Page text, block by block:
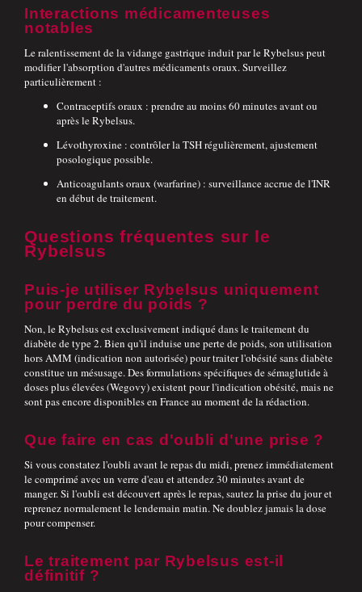
Interactions médicamenteuses
notables
Le ralentissement de la vidange gastrique induit par le Rybelsus peut
modifier l'absorption d'autres médicaments oraux. Surveillez
particulièrement :
Contraceptifs oraux : prendre au moins 60 minutes avant ou
après le Rybelsus.
Lévothyroxine : contrôler la TSH régulièrement, ajustement
posologique possible.
Anticoagulants oraux (warfarine) : surveillance accrue de l'INR
en début de traitement.
Questions fréquentes sur le
Rybelsus
Puis-je utiliser Rybelsus uniquement
pour perdre du poids ?
Non, le Rybelsus est exclusivement indiqué dans le traitement du
diabète de type 2. Bien qu'il induise une perte de poids, son utilisation
hors AMM (indication non autorisée) pour traiter l'obésité sans diabète
constitue un mésusage. Des formulations spécifiques de sémaglutide à
doses plus élevées (Wegovy) existent pour l'indication obésité, mais ne
sont pas encore disponibles en France au moment de la rédaction.
Que faire en cas d'oubli d'une prise ?
Si vous constatez l'oubli avant le repas du midi, prenez immédiatement
le comprimé avec un verre d'eau et attendez 30 minutes avant de
manger. Si l'oubli est découvert après le repas, sautez la prise du jour et
reprenez normalement le lendemain matin. Ne doublez jamais la dose
pour compenser.
Le traitement par Rybelsus est-il
définitif ?